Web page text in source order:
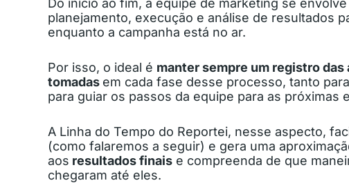
Do início ao fim, a equipe de marketing se
planejamento, execução e análise de resultados
enquanto a campanha está no ar.
Por isso, o ideal é manter sempre um registro
tomadas em cada fase desse processo, tanto
para guiar os passos da equipe para as próximas
A Linha do Tempo do Reportei, nesse aspecto,
(como falaremos a seguir) e gera uma
aos resultados finais e compreenda de que
chegaram até eles.